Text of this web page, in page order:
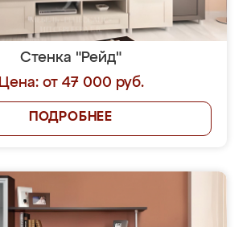
Стенка "Рейд"
Цена: от 47 000 руб.
ПОДРОБНЕЕ